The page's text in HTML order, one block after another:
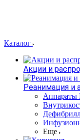
Каталог
Акции и
Реанимация и
Еще